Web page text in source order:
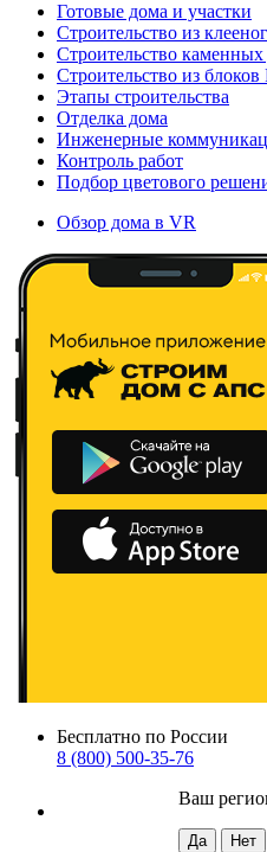
Готовые дома и участки
Строительство из
Строительство
Строительство из блоков
Этапы строительства
Отделка дома
Инженерные
Контроль работ
Подбор цветового
Обзор дома в VR
Бесплатно по России
8 (800) 500-35-76
Ваш